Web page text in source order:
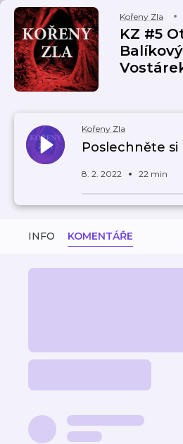
Kořeny Zla
KZ #5
Kořeny Zla
Poslechněte si
8. 2. 2022 22 min
INFO KOMENTÁŘE